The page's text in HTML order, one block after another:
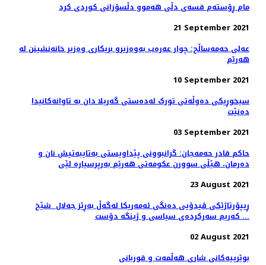
مام ڕۆستەم قسەی دڵی هەموو دڵسۆزانی کوردی کرد
21 September 2021
عەلی حەمەساڵح: چوار عەرەب بەوەزیرو بریکاری وەزیر خانەنشینن لە
ھەرێم
10 September 2021
سیخوڕیکی دەوڵەتی تورک لەدەستی گەریلا دان بە تاوانەکانیدا
دەنێت
03 September 2021
حاکم قادر حەمەجان: گرانبوونی پێداویستی بەتایبەتیش نان و
دەرمان، هێڵی سوورن عکومەتی هەرێم بەرپرسیارە لێی
23 August 2021
ڕیپۆرتاژێکی ڤیدۆیی دەنگی ئەمەریکا لەگەڵ بەڕێز جەلال شێخ
کەریم سەرکردەی سیاسی و ژینگە دۆست ...
02 August 2021
بوێرییەکانی شاری هەڵمەت و قوربانی